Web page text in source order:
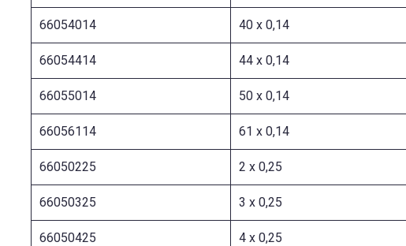
66054014 40 x 0,14
66054414 44 x 0,14
66055014 50 x 0,14
66056114 61 x 0,14
66050225 2 x 0,25
66050325 3 x 0,25
66050425 4 x 0,25